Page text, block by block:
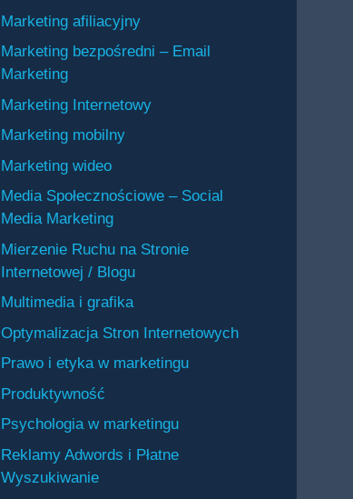
Marketing afiliacyjny
Marketing bezpośredni – Email
Marketing
Marketing Internetowy
Marketing mobilny
Marketing wideo
Media Społecznościowe – Social
Media Marketing
Mierzenie Ruchu na Stronie
Internetowej / Blogu
Multimedia i grafika
Optymalizacja Stron Internetowych
Prawo i etyka w marketingu
Produktywność
Psychologia w marketingu
Reklamy Adwords i Płatne
Wyszukiwanie